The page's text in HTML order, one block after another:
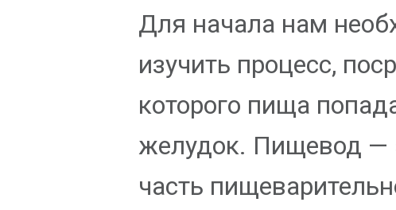
Для начала нам
изучить процесс,
которого пища
желудок. Пищевод —
часть